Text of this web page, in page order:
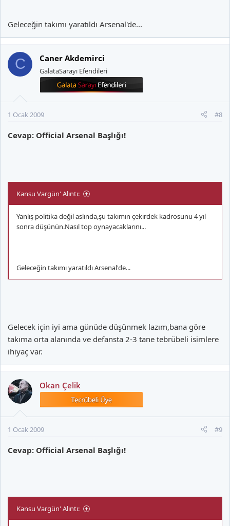
Geleceğin takımı yaratıldı Arsenal'de...
C Caner Akdemirci
GalataSarayı Efendileri
1 Ocak 2009 #8
Cevap: Official Arsenal Başlığı!
Kansu Vargün' Alıntı:
Yanlış politika değil aslında,şu takımın çekirdek kadrosunu 4 yıl
sonra düşünün.Nasıl top oynayacaklarını...
Geleceğin takımı yaratıldı Arsenal'de...
Gelecek için iyi ama günüde düşünmek lazım,bana göre
takıma orta alanında ve defansta 2-3 tane tebrübeli isimlere
ihiyaç var.
Okan Çelik
1 Ocak 2009 #9
Cevap: Official Arsenal Başlığı!
Kansu Vargün' Alıntı: